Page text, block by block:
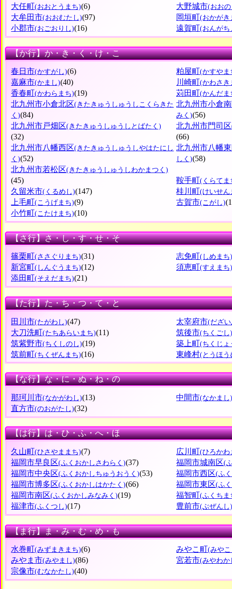
大任町(おおとうまち)(6) 大野城市(おお
大牟田市(おおむたし)(97) 岡垣町(おかがき
小郡市(おごおりし)(16) 遠賀町(おんがち
【か行】か・き・く・け・こ
春日市(かすがし)(6) 粕屋町(かすやま
嘉麻市(かまし)(40) 川崎町(かわさき
香春町(かわらまち)(19) 苅田町(かんだま
北九州市小倉北区(きたきゅうしゅうしこくらきた
く)(84)
北九州市小倉
みく)(56)
北九州市戸畑区(きたきゅうしゅうしとばたく)
(32)
北九州市門司区
(66)
北九州市八幡西区(きたきゅうしゅうしやはたにし
く)(52)
北九州市八幡
しく)(58)
北九州市若松区(きたきゅうしゅうしわかまつく)
(45) 鞍手町(くらてま
久留米市(くるめし)(147) 桂川町(けいせん
上毛町(こうげまち)(9) 古賀市(こがし)
小竹町(こたけまち)(10)
【さ行】さ・し・す・せ・そ
篠栗町(ささぐりまち)(31) 志免町(しめまち
新宮町(しんぐうまち)(12) 須恵町(すえまち
添田町(そえだまち)(21)
【た行】た・ち・つ・て・と
田川市(たがわし)(47) 太宰府市(だざ
大刀洗町(たちあらいまち)(11) 筑後市(ちくごし
筑紫野市(ちくしのし)(19) 築上町(ちくじょ
筑前町(ちくぜんまち)(16) 東峰村(とうほう
【な行】な・に・ぬ・ね・の
那珂川市(なかがわし)(13) 中間市(なかまし
直方市(のおがたし)(32)
【は行】は・ひ・ふ・へ・ほ
久山町(ひさやままち)(7) 広川町(ひろかわ
福岡市早良区(ふくおかしさわらく)(37) 福岡市城南区(
福岡市中央区(ふくおかしちゅうおうく)(53) 福岡市西区(ふ
福岡市博多区(ふくおかしはかたく)(66) 福岡市東区(ふ
福岡市南区(ふくおかしみなみく)(19) 福智町(ふくちま
福津市(ふくつし)(17) 豊前市(ぶぜんし
【ま行】ま・み・む・め・も
水巻町(みずまきまち)(6) みやこ町(みや
みやま市(みやまし)(86) 宮若市(みやわか
宗像市(むなかたし)(40)